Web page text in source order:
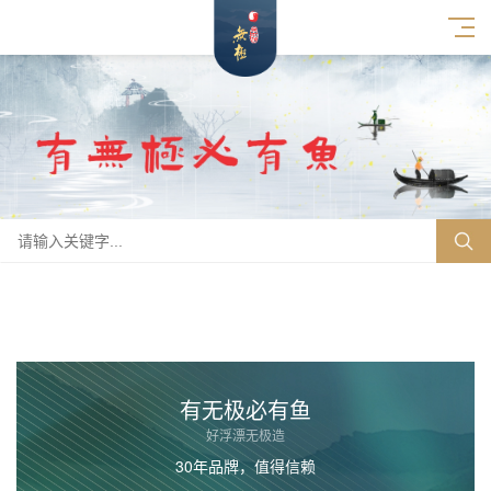
有无极必有鱼
好浮漂无极造
30年品牌，值得信赖